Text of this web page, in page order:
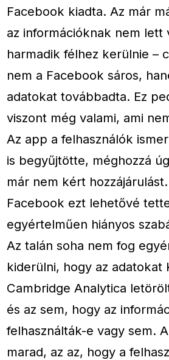
Facebook kiadta. Az már
az információknak nem lett
harmadik félhez kerülnie –
nem a Facebook sáros,
adatokat továbbadta. Ez
viszont még valami, ami
Az app a felhasználók
is begyűjtötte, méghozzá
már nem kért
Facebook ezt lehetővé
egyértelműen hiányos
Az talán soha nem fog
kiderülni, hogy az adatokat
Cambridge Analytica
és az sem, hogy az
felhasználták-e vagy sem.
marad, az az, hogy a